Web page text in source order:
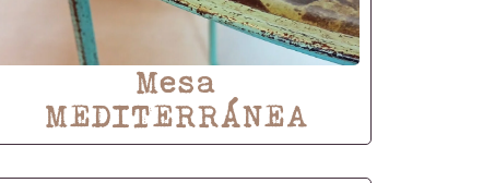
Mesa
MEDITERRÁNEA